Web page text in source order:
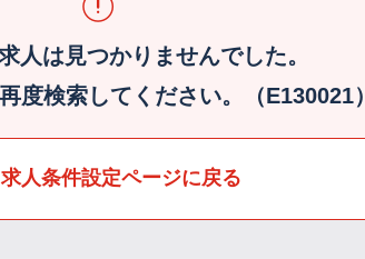
人は見つかりませんでした。
度検索してください。（E130021）
求人条件設定ページに戻る